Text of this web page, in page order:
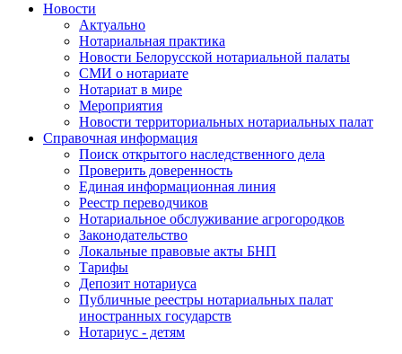
Новости
Актуально
Нотариальная практика
Новости Белорусской нотариальной палаты
СМИ о нотариате
Нотариат в мире
Мероприятия
Новости территориальных нотариальных палат
Справочная информация
Поиск открытого наследственного дела
Проверить доверенность
Единая информационная линия
Реестр переводчиков
Нотариальное обслуживание агрогородков
Законодательство
Локальные правовые акты БНП
Тарифы
Депозит нотариуса
Публичные реестры нотариальных палат
иностранных государств
Нотариус - детям